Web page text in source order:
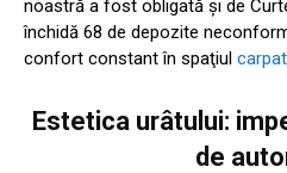
noastră a fost obligată și de
închidă 68 de depozite
confort constant în spaţiul
Estetica urâtului:
de